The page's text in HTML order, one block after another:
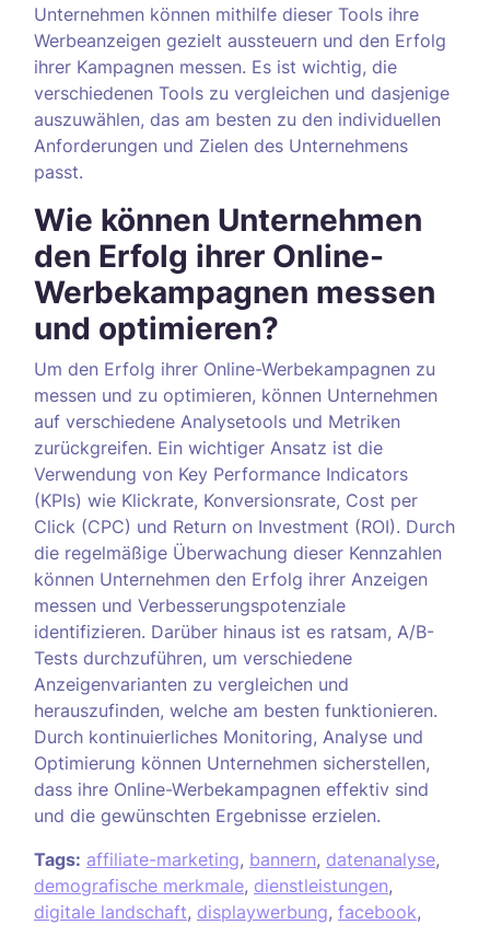
Unternehmen können mithilfe dieser Tools ihre
Werbeanzeigen gezielt aussteuern und den Erfolg
ihrer Kampagnen messen. Es ist wichtig, die
verschiedenen Tools zu vergleichen und dasjenige
auszuwählen, das am besten zu den individuellen
Anforderungen und Zielen des Unternehmens
passt.
Wie können Unternehmen
den Erfolg ihrer Online-
Werbekampagnen messen
und optimieren?
Um den Erfolg ihrer Online-Werbekampagnen zu
messen und zu optimieren, können Unternehmen
auf verschiedene Analysetools und Metriken
zurückgreifen. Ein wichtiger Ansatz ist die
Verwendung von Key Performance Indicators
(KPIs) wie Klickrate, Konversionsrate, Cost per
Click (CPC) und Return on Investment (ROI). Durch
die regelmäßige Überwachung dieser Kennzahlen
können Unternehmen den Erfolg ihrer Anzeigen
messen und Verbesserungspotenziale
identifizieren. Darüber hinaus ist es ratsam, A/B-
Tests durchzuführen, um verschiedene
Anzeigenvarianten zu vergleichen und
herauszufinden, welche am besten funktionieren.
Durch kontinuierliches Monitoring, Analyse und
Optimierung können Unternehmen sicherstellen,
dass ihre Online-Werbekampagnen effektiv sind
und die gewünschten Ergebnisse erzielen.
Tags: affiliate-marketing, bannern, datenanalyse,
demografische merkmale, dienstleistungen,
digitale landschaft, displaywerbung, facebook,